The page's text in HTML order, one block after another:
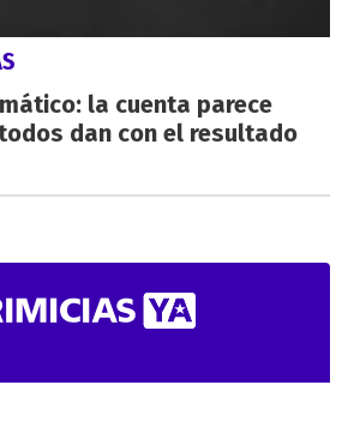
la cuenta parece
dan con el resultado